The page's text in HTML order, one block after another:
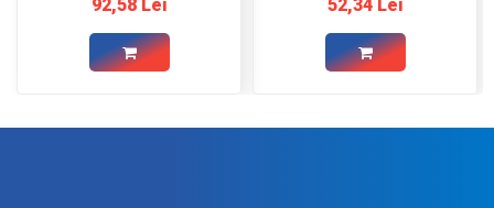
92,58 Lei 52,34 Lei